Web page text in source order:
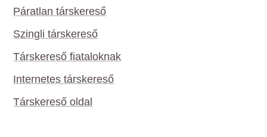
Páratlan társkereső
Szingli társkereső
Társkereső fiataloknak
Internetes társkereső
Társkereső oldal